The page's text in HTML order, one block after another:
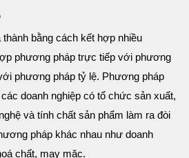
bằng cách kết hợp nhiều
phương pháp trực tiếp với phương
phương pháp tỷ lệ. Phương pháp
doanh nghiệp có tổ chức sản xuất,
và tính chất sản phẩm làm ra đòi
pháp khác nhau như doanh
chất, may mặc.